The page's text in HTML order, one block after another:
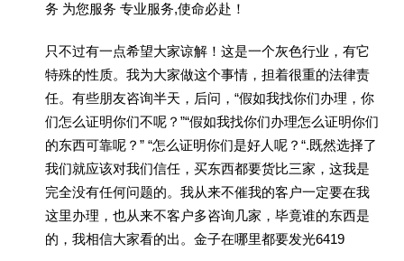
务 为您服务 专业服务,使命必赴！
只不过有一点希望大家谅解！这是一个灰色行业，有它
特殊的性质。我为大家做这个事情，担着很重的法律责
任。有些朋友咨询半天，后问，“假如我找你们办理，你
们怎么证明你们不呢？”“假如我找你们办理怎么证明你们
的东西可靠呢？” “怎么证明你们是好人呢？“.既然选择了
我们就应该对我们信任，买东西都要货比三家，这我是
完全没有任何问题的。我从来不催我的客户一定要在我
这里办理，也从来不客户多咨询几家，毕竟谁的东西是
的，我相信大家看的出。金子在哪里都要发光6419